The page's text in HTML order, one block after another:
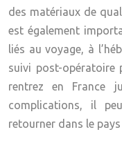
des matériaux de
est également
liés au voyage, à
suivi post-opératoire
rentrez en France
complications, il
retourner dans le